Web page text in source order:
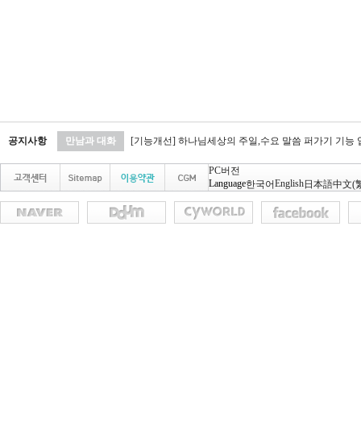
공지사항 만남과 대화 [기능개선] 하나님세상의 주일,수요 말씀 퍼가기 기능
PC버전
Language한국어English日本語中文(